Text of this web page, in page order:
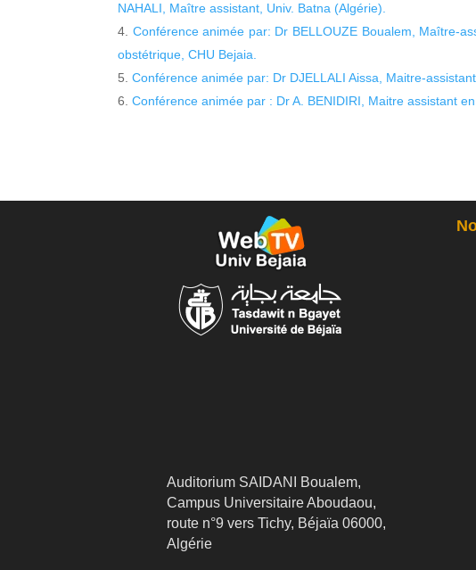
NAHALI, Maître assistant, Univ. Batna (Algérie).
Conférence animée par: Dr BELLOUZE Boualem, Maître-
obstétrique, CHU Bejaia.
Conférence animée par: Dr DJELLALI Aissa, Maitre-
Conférence animée par : Dr A. BENIDIRI, Maitre assistant
Auditorium SAIDANI Boualem,
Campus Universitaire Aboudaou,
route n°9 vers Tichy, Béjaïa 06000,
Algérie